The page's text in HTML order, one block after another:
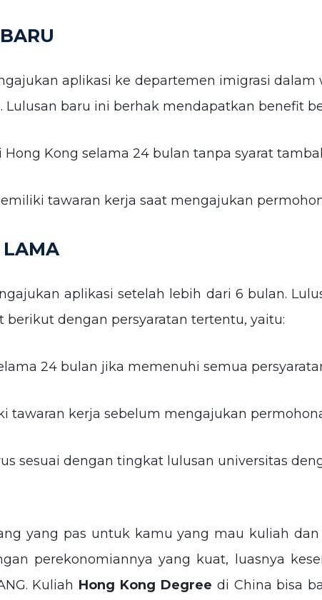
aplikasi ke departemen imigrasi dalam
Lulusan baru ini berhak mendapatkan benefit
Hong Kong selama 24 bulan tanpa syarat
tawaran kerja saat mengajukan
LAMA
aplikasi setelah lebih dari 6 bulan.
berikut dengan persyaratan tertentu, yaitu:
24 bulan jika memenuhi semua
tawaran kerja sebelum mengajukan
sesuai dengan tingkat lulusan universitas
yang pas untuk kamu yang mau kuliah
perekonomiannya yang kuat, luasnya
Kuliah Hong Kong Degree di China bisa